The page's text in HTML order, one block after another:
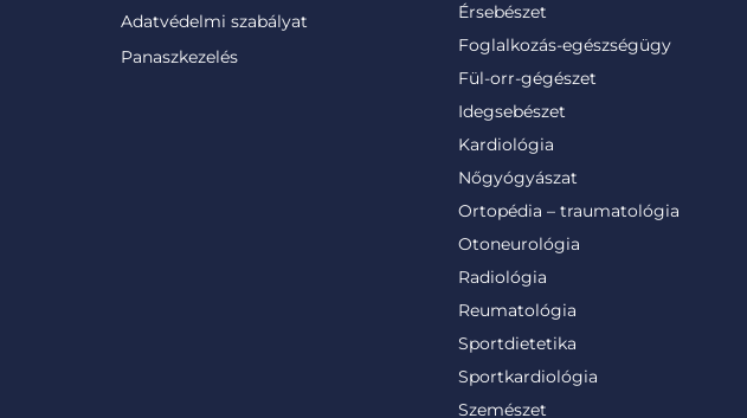
Adatvédelmi szabályat
Panaszkezelés
Érsebészet
Foglalkozás-egészségügy
Fül-orr-gégészet
Idegsebészet
Kardiológia
Nőgyógyászat
Ortopédia – traumatológia
Otoneurológia
Radiológia
Reumatológia
Sportdietetika
Sportkardiológia
Szemészet